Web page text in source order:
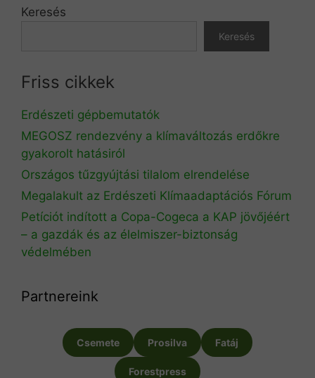
Keresés
Keresés
Friss cikkek
Erdészeti gépbemutatók
MEGOSZ rendezvény a klímaváltozás erdőkre
gyakorolt hatásiról
Országos tűzgyújtási tilalom elrendelése
Megalakult az Erdészeti Klímaadaptációs Fórum
Petíciót indított a Copa-Cogeca a KAP jövőjéért
– a gazdák és az élelmiszer-biztonság
védelmében
Partnereink
Csemete Prosilva Fatáj
Forestpress